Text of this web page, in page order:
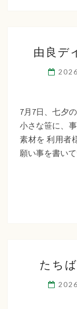
由良デ
7月7日、七夕
小さな笹に、
素材を 利用者
願い事を書い
たち